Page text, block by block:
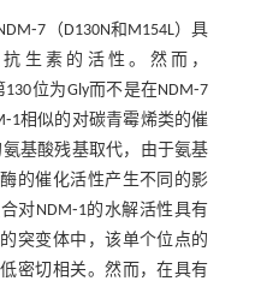
（D130N和M154L）具
生素的活性。然而，
130位为Gly而不是在NDM⁃7
相似的对碳青霉烯类的催
基酸残基取代，由于氨基
的催化活性产生不同的影
对NDM⁃1的水解活性具有
突变体中，该单个位点的
密切相关。然而，在具有